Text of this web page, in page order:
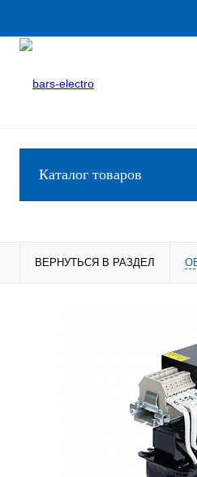
Каталог товаров
ВЕРНУТЬСЯ В РАЗДЕЛ